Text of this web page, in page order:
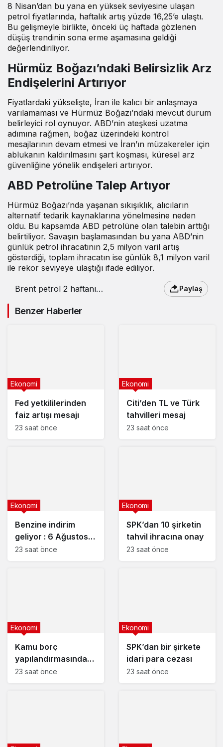
8 Nisan’dan bu yana en yüksek seviyesine ulaşan
petrol fiyatlarında, haftalık artış yüzde 16,25’e ulaştı.
Bu gelişmeyle birlikte, önceki üç haftada gözlenen
düşüş trendinin sona erme aşamasına geldiği
değerlendiriliyor.
Hürmüz Boğazı’ndaki Belirsizlik Arz
Endişelerini Artırıyor
Fiyatlardaki yükselişte, İran ile kalıcı bir anlaşmaya
varılamaması ve Hürmüz Boğazı’ndaki mevcut durum
belirleyici rol oynuyor. ABD’nin ateşkesi uzatma
adımına rağmen, boğaz üzerindeki kontrol
mesajlarının devam etmesi ve İran’ın müzakereler için
ablukanın kaldırılmasını şart koşması, küresel arz
güvenliğine yönelik endişeleri artırıyor.
ABD Petrolüne Talep Artıyor
Hürmüz Boğazı’nda yaşanan sıkışıklık, alıcıların
alternatif tedarik kaynaklarına yönelmesine neden
oldu. Bu kapsamda ABD petrolüne olan talebin arttığı
belirtiliyor. Savaşın başlamasından bu yana ABD’nin
günlük petrol ihracatının 2,5 milyon varil artış
gösterdiği, toplam ihracatın ise günlük 8,1 milyon varil
ile rekor seviyeye ulaştığı ifade ediliyor.
Brent petrol 2 haftanın
Paylaş
Benzer Haberler
Fed yetkililerinden
faiz artışı mesajı
Ekonomi
23 saat önce
Citi’den TL ve Türk
tahvilleri mesaj
Ekonomi
23 saat önce
Benzine indirim
geliyor : 6 Ağustos
2026 güncel
Ekonomi
23 saat önce
SPK’dan 10 şirketin
tahvil ihracına onay
Ekonomi
23 saat önce
Kamu borç
yapılandırmasında
son başvuru tarihi
Ekonomi
23 saat önce
SPK’dan bir şirkete
idari para cezası
Ekonomi
23 saat önce